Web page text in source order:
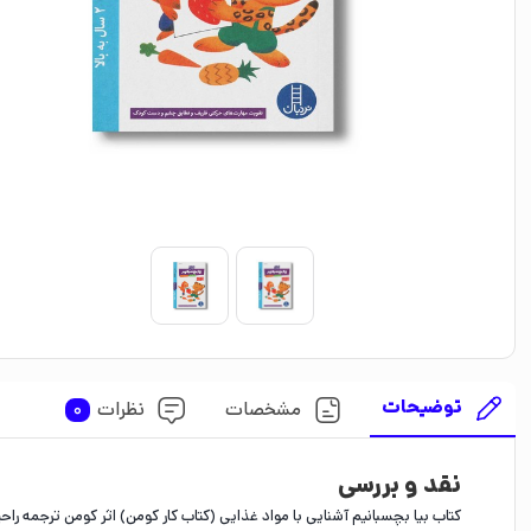
توضیحات مشخصات نظرات 0
نقد و بررسی
کتاب بیا بچسبانیم آشنایی با مواد غذایی (کتاب کار کومن) اثر کومن ترجمه